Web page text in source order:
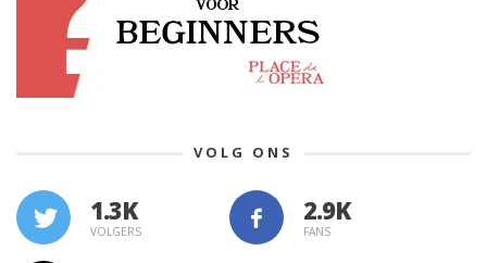
VOLG ONS
1.3K
VOLGERS FANS